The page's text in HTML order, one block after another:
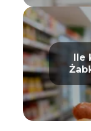
Ile